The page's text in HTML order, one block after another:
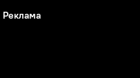
Реклама